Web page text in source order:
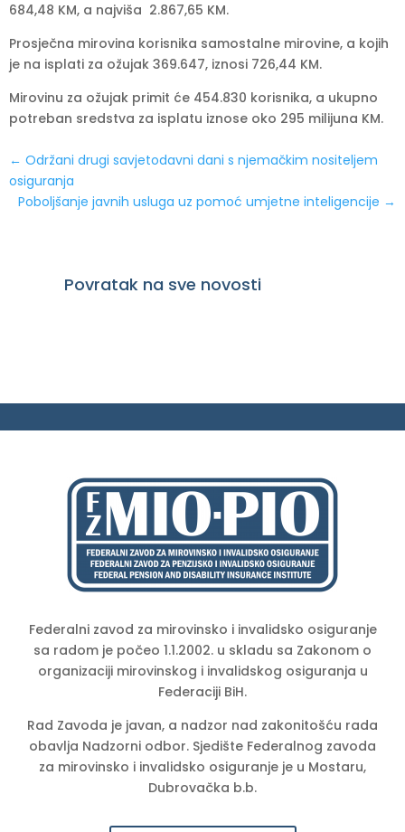
684,48 KM, a najviša 2.867,65 KM.
Prosječna mirovina korisnika samostalne mirovine, a kojih
je na isplati za ožujak 369.647, iznosi 726,44 KM.
Mirovinu za ožujak primit će 454.830 korisnika, a ukupno
potreban sredstva za isplatu iznose oko 295 milijuna KM.
← Održani drugi savjetodavni dani s njemačkim nositeljem
osiguranja
Poboljšanje javnih usluga uz pomoć umjetne inteligencije →
Povratak na sve novosti
Federalni zavod za mirovinsko i invalidsko osiguranje
sa radom je počeo 1.1.2002. u skladu sa Zakonom o
organizaciji mirovinskog i invalidskog osiguranja u
Federaciji BiH.
Rad Zavoda je javan, a nadzor nad zakonitošću rada
obavlja Nadzorni odbor. Sjedište Federalnog zavoda
za mirovinsko i invalidsko osiguranje je u Mostaru,
Dubrovačka b.b.